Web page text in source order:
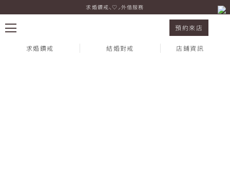
I-PRIMO 新光三越台南新天地西門店 Ler & 萱
求婚鑽戒⸜♡⸝外借服務
預約來店
求婚鑽戒 結婚對戒 店鋪資訊